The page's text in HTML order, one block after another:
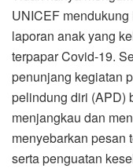
UNICEF
laporan anak yang
terpapar Covid-19.
penunjang kegiatan
pelindung diri (APD)
menjangkau dan
menyebarkan pesan
serta penguatan